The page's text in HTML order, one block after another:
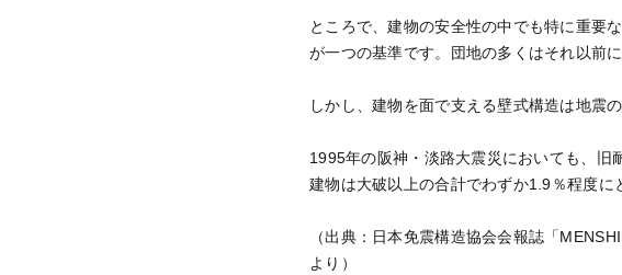
ところで、建物の安全性の中でも特に重要
が一つの基準です。団地の多くはそれ以前
しかし、建物を面で支える壁式構造は地震
1995年の阪神・淡路大震災においても、
建物は大破以上の合計でわずか1.9％程度に
（出典：日本免震構造協会会報誌「
より）